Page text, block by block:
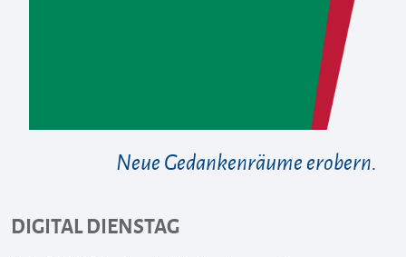
Neue Gedankenräume erobern.
DIGITAL DIENSTAG